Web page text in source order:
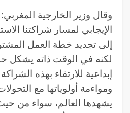
وقال وزير الخارجية المغربي:
الإيجابي لمسار شراكتنا
لكنه في الوقت ذاته يشكل
إبداعية للارتقاء بهذه
ومواءمة أولوياتها مع
يشهدها العالم، سواء من